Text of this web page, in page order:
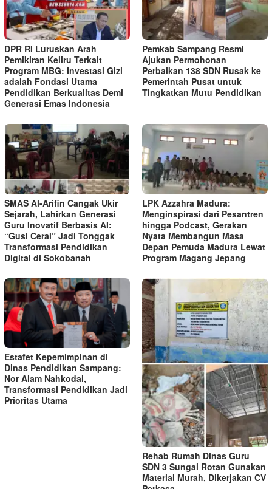
DPR RI Luruskan Arah
Pemikiran Keliru Terkait
Program MBG: Investasi Gizi
adalah Fondasi Utama
Pendidikan Berkualitas Demi
Generasi Emas Indonesia
Pemkab Sampang Resmi
Ajukan Permohonan
Perbaikan 138 SDN Rusak ke
Pemerintah Pusat untuk
Tingkatkan Mutu Pendidikan
SMAS Al-Arifin Cangak Ukir
Sejarah, Lahirkan Generasi
Guru Inovatif Berbasis AI:
“Gusi Ceral” Jadi Tonggak
Transformasi Pendidikan
Digital di Sokobanah
LPK Azzahra Madura:
Menginspirasi dari Pesantren
hingga Podcast, Gerakan
Nyata Membangun Masa
Depan Pemuda Madura Lewat
Program Magang Jepang
Estafet Kepemimpinan di
Dinas Pendidikan Sampang:
Nor Alam Nahkodai,
Transformasi Pendidikan Jadi
Prioritas Utama
Rehab Rumah Dinas Guru
SDN 3 Sungai Rotan Gunakan
Material Murah, Dikerjakan CV